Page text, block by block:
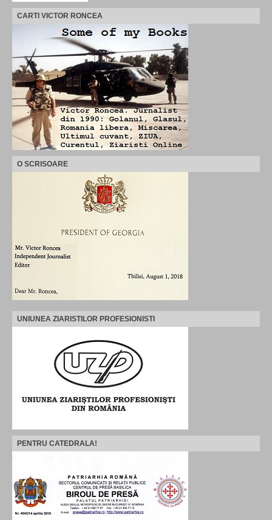
CARTI VICTOR RONCEA
O SCRISOARE
UNIUNEA ZIARISTILOR PROFESIONISTI
PENTRU CATEDRALA!